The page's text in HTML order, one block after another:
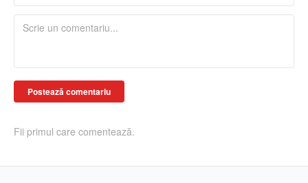
Postează comentariu
Fii primul care comentează.